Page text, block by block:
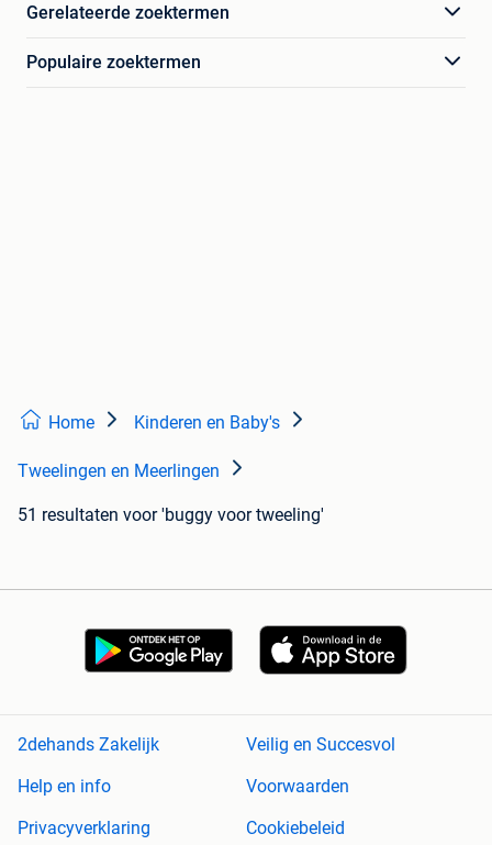
Gerelateerde zoektermen
Populaire zoektermen
Home Kinderen en Baby's
Tweelingen en Meerlingen
51 resultaten voor 'buggy voor tweeling'
2dehands Zakelijk
Veilig en Succesvol
Help en info
Voorwaarden
Privacyverklaring
Cookiebeleid